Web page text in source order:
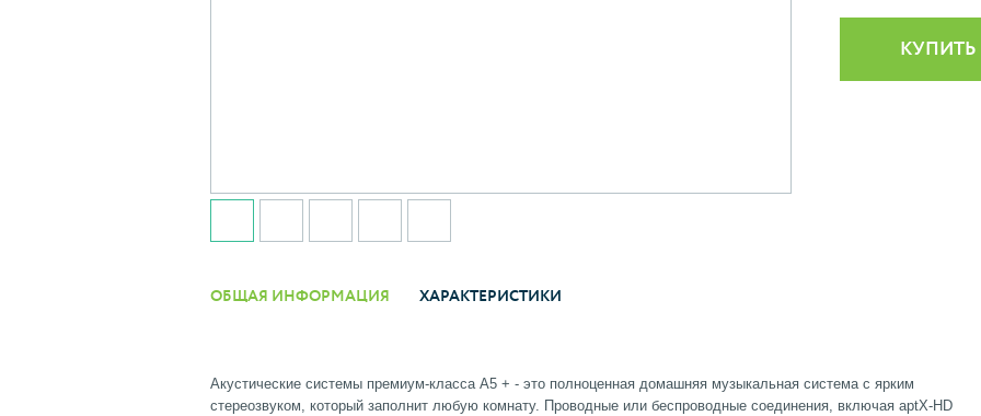
КУПИТЬ
ОБЩАЯ ИНФОРМАЦИЯ ХАРАКТЕРИСТИКИ
Акустические системы премиум-класса A5 + - это полноценная домашняя музыкальная система с ярким
стереозвуком, который заполнит любую комнату. Проводные или беспроводные соединения, включая aptX-HD